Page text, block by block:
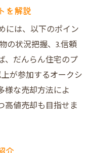
を解説
には、以下のポイン
の状況把握、3.信頼
、だんらん住宅のプ
が参加するオークシ
様な売却方法によ
高値売却も目指せま